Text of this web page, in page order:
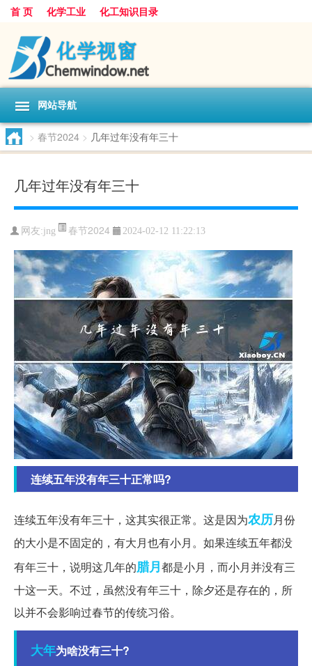
首 页 化学工业 化工知识目录
网站导航
> 春节2024 > 几年过年没有年三十
几年过年没有年三十
网友:jng 春节2024 2024-02-12 11:22:13
连续五年没有年三十正常吗?
连续五年没有年三十，这其实很正常。这是因为农历月份
的大小是不固定的，有大月也有小月。如果连续五年都没
有年三十，说明这几年的腊月都是小月，而小月并没有三
十这一天。不过，虽然没有年三十，除夕还是存在的，所
以并不会影响过春节的传统习俗。
大年为啥没有三十?